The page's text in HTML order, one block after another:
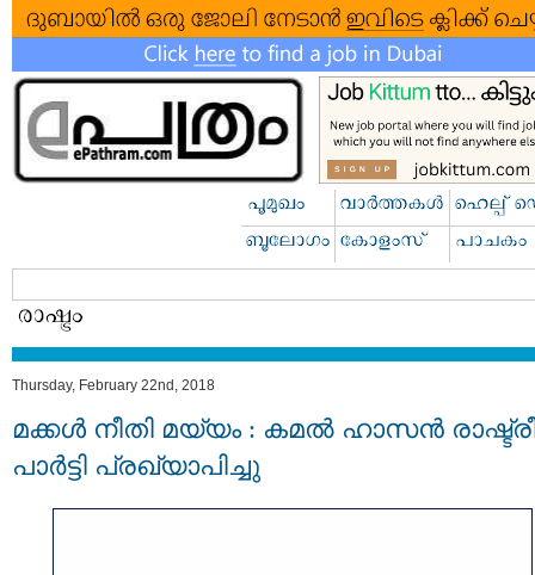
Thursday, February 22nd, 2018
മക്കള്‍ നീതി മയ്യം : കമല്‍ ഹാസന്‍
പാര്‍ട്ടി പ്രഖ്യാപിച്ചു